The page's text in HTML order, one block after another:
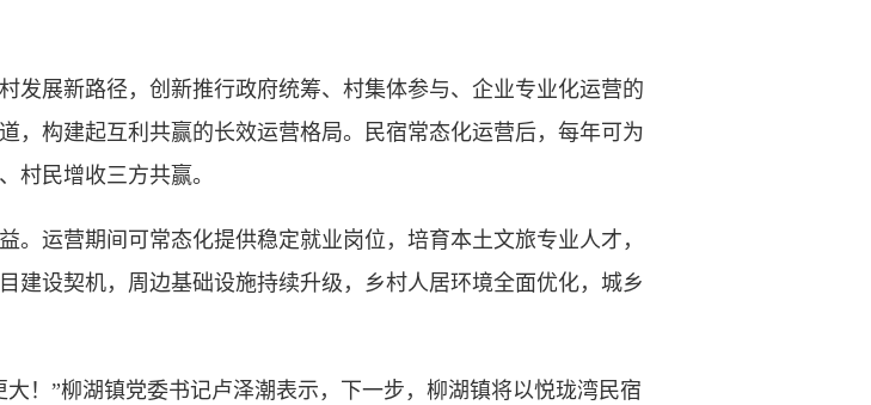
展新路径，创新推行政府统筹、村集体参与、企业专业化运营的
，构建起互利共赢的长效运营格局。民宿常态化运营后，每年可为
村民增收三方共赢。
运营期间可常态化提供稳定就业岗位，培育本土文旅专业人才，
建设契机，周边基础设施持续升级，乡村人居环境全面优化，城乡
”柳湖镇党委书记卢泽潮表示，下一步，柳湖镇将以悦珑湾民宿